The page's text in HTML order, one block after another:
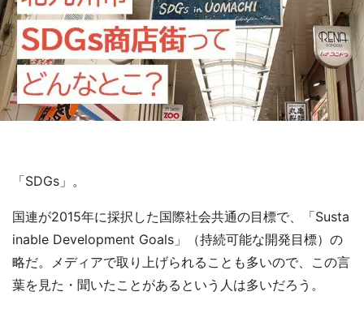
「SDGs」。
国連が2015年に採択した国際社会共通の目標で、「Susta
inable Development Goals」（持続可能な開発目標）の
略だ。メディアで取り上げられることも多いので、この言
葉を見た・聞いたことがあるという人は多いだろう。